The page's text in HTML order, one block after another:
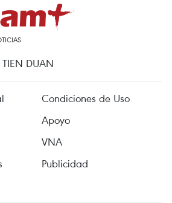
DUAN
Condiciones de Uso
Apoyo
VNA
Publicidad